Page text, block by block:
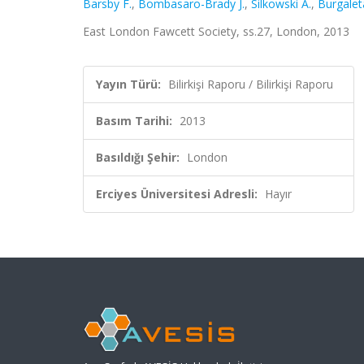
Barsby F., Bombasaro-Brady J., Silkowski A.,
East London Fawcett Society, ss.27, London, 2013
Yayın Türü: Bilirkişi Raporu / Bilirkişi Raporu
Basım Tarihi: 2013
Basıldığı Şehir: London
Erciyes Üniversitesi Adresli: Hayır